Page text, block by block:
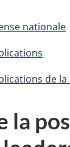
nationale
de la
la